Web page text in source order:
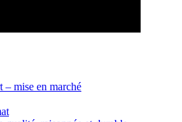
– mise en marché